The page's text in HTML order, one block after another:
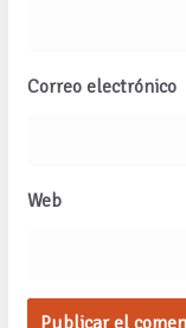
Correo electrónico
Web